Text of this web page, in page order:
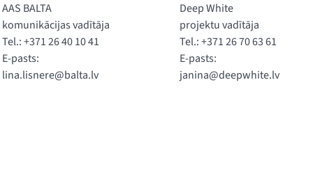
AAS BALTA
komunikācijas vadītāja
Tel.: +371 26 40 10 41
E-pasts:
lina.lisnere@balta.lv
Deep White
projektu vadītāja
Tel.: +371 26 70 63 61
E-pasts:
janina@deepwhite.lv